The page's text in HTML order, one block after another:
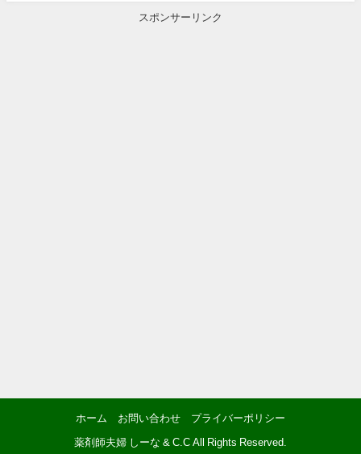
スポンサーリンク
ホーム お問い合わせ プライバーポリシー
薬剤師夫婦 しーな & C.C All Rights Reserved.